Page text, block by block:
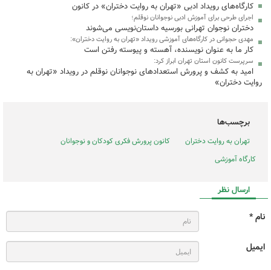
کارگاه‌های رویداد ادبی «تهران به روایت دختران» در کانون
اجرای طرحی برای آموزش ادبی نوجوانان نوقلم؛
دختران نوجوان تهرانی بورسیه داستان‌نویسی می‌شوند
مهدی حجوانی در کارگاه‌های آموزشی رویداد «تهران به روایت دختران»:
کار ما به عنوان نویسنده، آهسته و پیوسته رفتن است
سرپرست کانون استان تهران ابراز کرد:
امید به کشف و پرورش استعدادهای نوجوانان نوقلم در رویداد «تهران به
روایت دختران»
برچسب‌ها
تهران به روایت دختران
کانون پرورش فکری کودکان و نوجوانان
کارگاه آموزشی
ارسال نظر
نام *
ایمیل